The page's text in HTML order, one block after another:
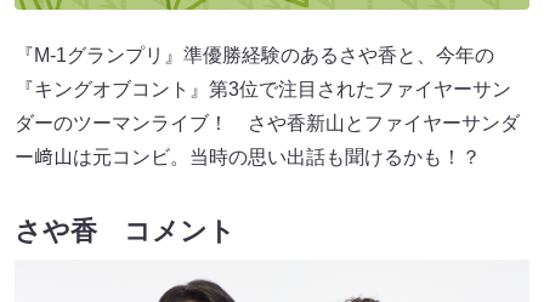
『M-1グランプリ』準優勝経験のあるさや香と、今年の
『キングオブコント』第3位で注目されたファイヤーサン
ダーのツーマンライブ！ さや香新山とファイヤーサンダ
ー﨑山は元コンビ。当時の思い出話も聞けるかも！？
さや香 コメント